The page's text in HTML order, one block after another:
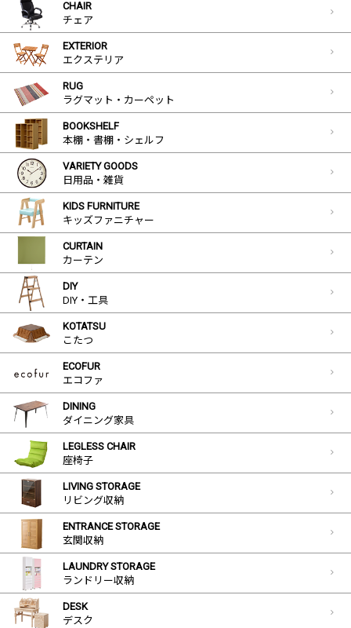
CHAIR
チェア
EXTERIOR
エクステリア
RUG
ラグマット・カーペット
BOOKSHELF
本棚・書棚・シェルフ
VARIETY GOODS
日用品・雑貨
KIDS FURNITURE
キッズファニチャー
CURTAIN
カーテン
DIY
DIY・工具
KOTATSU
こたつ
ECOFUR
エコファ
DINING
ダイニング家具
LEGLESS CHAIR
座椅子
LIVING STORAGE
リビング収納
ENTRANCE STORAGE
玄関収納
LAUNDRY STORAGE
ランドリー収納
DESK
デスク